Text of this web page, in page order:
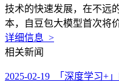
技术的快速发展，在不远
本，自豆包大模型首次将
详细信息 >
相关新闻
2025-02-19 「深度学习+